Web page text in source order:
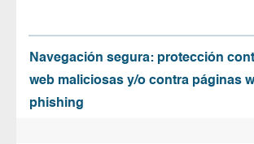
Navegación segura: protección
web maliciosas y/o contra páginas
phishing